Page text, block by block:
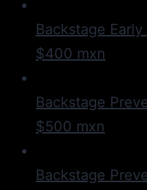
Backstage Early
$400 mxn
Backstage
$500 mxn
Backstage